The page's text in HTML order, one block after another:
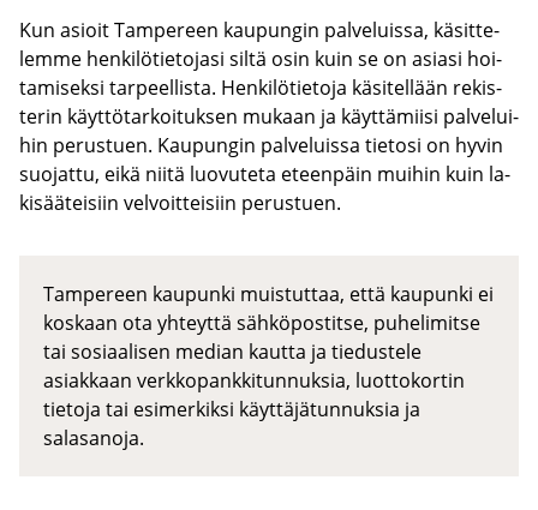
Kun asioit Tam­pe­reen kau­pun­gin pal­ve­luis­sa, kä­sit­te­
lem­me hen­ki­lö­tie­to­ja­si siltä osin kuin se on asia­si hoi­
ta­mi­sek­si tar­peel­lis­ta. Hen­ki­lö­tie­to­ja kä­si­tel­lään re­kis­
te­rin käyt­tö­tar­koi­tuk­sen mu­kaan ja käyt­tä­mii­si pal­ve­lui­
hin pe­rus­tuen. Kau­pun­gin pal­ve­luis­sa tie­to­si on hyvin
suo­jat­tu, eikä niitä luo­vu­te­ta eteen­päin mui­hin kuin la­
ki­sää­tei­siin vel­voit­tei­siin pe­rus­tuen.
Tampereen kaupunki muistuttaa, että kaupunki ei
koskaan ota yhteyttä sähköpostitse, puhelimitse
tai sosiaalisen median kautta ja tiedustele
asiakkaan verkkopankkitunnuksia, luottokortin
tietoja tai esimerkiksi käyttäjätunnuksia ja
salasanoja.